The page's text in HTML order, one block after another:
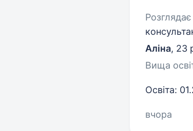
Аліна, 23
Вища
Освіта:
вчора